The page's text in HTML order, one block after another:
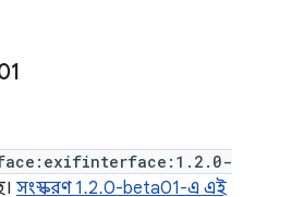
সংস্করণ 1.2.0-beta01-এ এই